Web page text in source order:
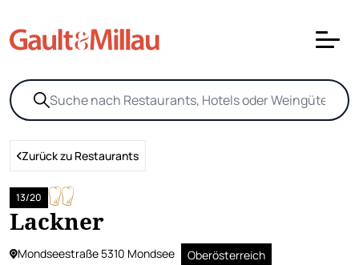
Zurück zu Restaurants
Lackner
13/20
Mondseestraße 5310 Mondsee Oberösterreich